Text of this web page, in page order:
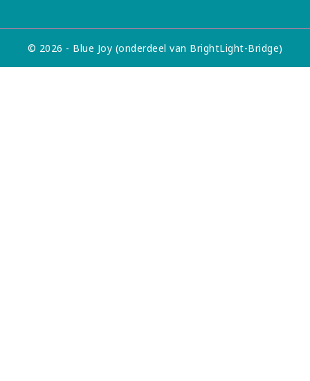
© 2026 - Blue Joy (onderdeel van BrightLight-Bridge)